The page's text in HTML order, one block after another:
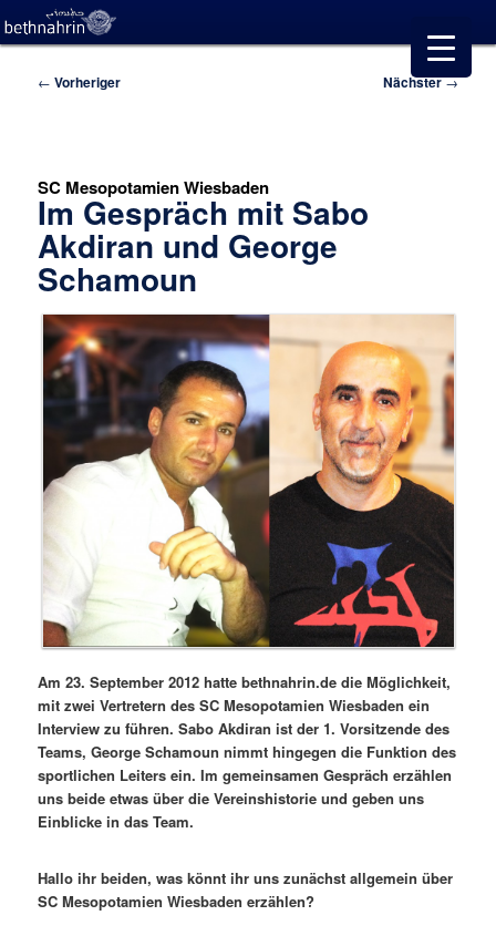
Beitragsnavigation
← Vorheriger Nächster→
SC Mesopotamien Wiesbaden
Im Gespräch mit Sabo
Akdiran und George
Schamoun
Am 23. September 2012 hatte bethnahrin.de die Möglichkeit,
mit zwei Vertretern des SC Mesopotamien Wiesbaden ein
Interview zu führen. Sabo Akdiran ist der 1. Vorsitzende des
Teams, George Schamoun nimmt hingegen die Funktion des
sportlichen Leiters ein. Im gemeinsamen Gespräch erzählen
uns beide etwas über die Vereinshistorie und geben uns
Einblicke in das Team.
Hallo ihr beiden, was könnt ihr uns zunächst allgemein über
SC Mesopotamien Wiesbaden erzählen?